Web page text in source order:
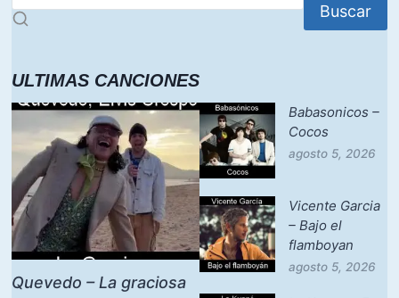
Buscar
ULTIMAS CANCIONES
Quevedo – La graciosa
Babasonicos –
Cocos
agosto 5, 2026
Vicente Garcia
– Bajo el
flamboyan
agosto 5, 2026